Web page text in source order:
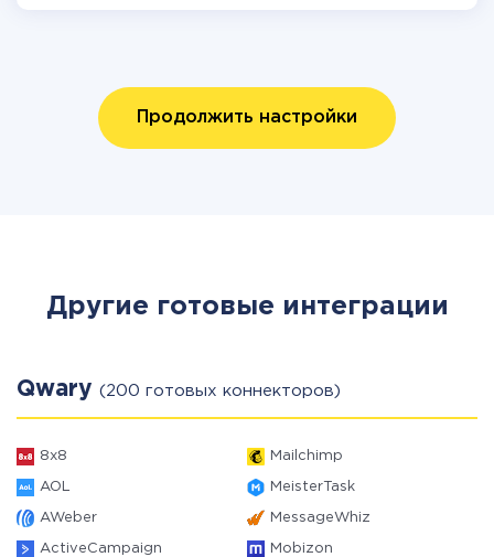
Продолжить настройки
Другие готовые интеграции
Qwary (200 готовых коннекторов)
8x8 Mailchimp
AOL MeisterTask
AWeber MessageWhiz
ActiveCampaign Mobizon